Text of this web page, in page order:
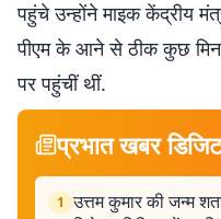
पहुंचे उन्होंने माइक केंद्रीय
पीएम के आने से ठीक कुछ
पर पहुंचीं थीं.
प्रभात खबर
1 उत्तम कुमार की जन्म